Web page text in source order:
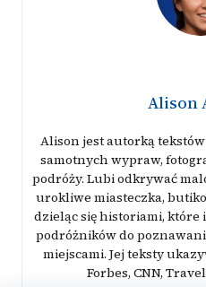
Alison
Alison jest autorką
samotnych wypraw,
podróży. Lubi odkrywać
urokliwe miasteczka,
dzieląc się historiami,
podróżników do
miejscami. Jej teksty
Forbes, CNN,